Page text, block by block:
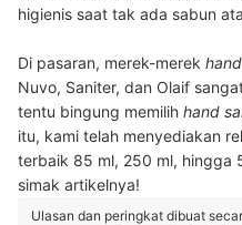
higienis saat tak ada sabun
Di pasaran, merek-merek
Nuvo, Saniter, dan Olaif
tentu bingung memilih hand
itu, kami telah menyediakan
terbaik 85 ml, 250 ml, hingga
simak artikelnya!
Ulasan dan peringkat dibuat